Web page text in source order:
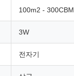
100m2 - 300CBM
3W
전자기